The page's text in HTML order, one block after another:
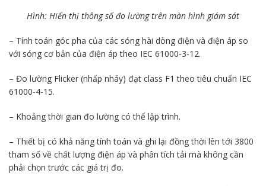
Hình: Hiển thị thông số đo lường trên màn hình giám sát
– Tính toán góc pha của các sóng hài dòng điện và điện áp so
với sóng cơ bản của điện áp theo IEC 61000-3-12.
– Đo lường Flicker (nhấp nháy) đạt class F1 theo tiêu chuẩn IEC
61000-4-15.
– Khoảng thời gian đo lường có thể lập trình.
– Thiết bị có khả năng tính toán và ghi lại đồng thời lên tới 3800
tham số về chất lượng điện áp và phân tích tải mà không cần
phải chọn trước các giá trị đo.